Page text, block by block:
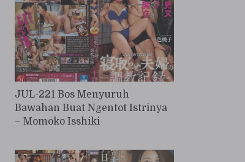
JUL-221 Bos Menyuruh
Bawahan Buat Ngentot Istrinya
– Momoko Isshiki